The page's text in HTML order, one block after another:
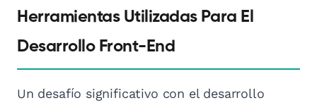
Herramientas Utilizadas Para El
Desarrollo Front-End
Un desafío significativo con el desarrollo